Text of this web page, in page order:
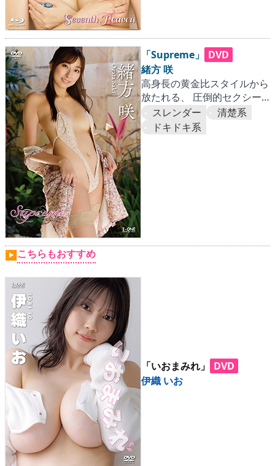
「Supreme」
DVD
緒方 咲
高身長の黄金比スタイルから
放たれる、 圧倒的セクシー
ワールドに昂奮！
スレンダー
清楚系
ドキドキ系
▶こちらもおすすめ
「いおまみれ」
DVD
伊織 いお